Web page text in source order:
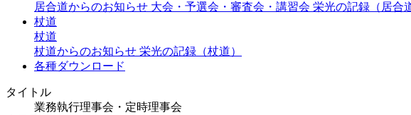
居合道からのお知らせ 大会・予選会・審査会・講習会 栄光の記録（居合
杖道
杖道
杖道からのお知らせ 栄光の記録（杖道）
各種ダウンロード
タイトル
業務執行理事会・定時理事会